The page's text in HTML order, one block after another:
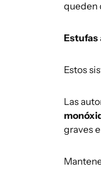
queden
Estufas
Estos
Las
graves